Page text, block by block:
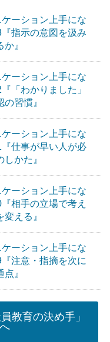
ーション上手にな
指示の意図を汲み
』
ーション上手にな
「わかりました」
習慣』
ーション上手にな
仕事が早い人が必
かた』
ーション上手にな
相手の立場で考え
える』
ーション上手にな
注意・指摘を次に
』
教育の決め手」